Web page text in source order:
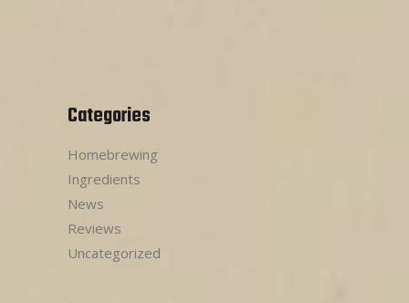
Categories
Homebrewing
Ingredients
News
Reviews
Uncategorized